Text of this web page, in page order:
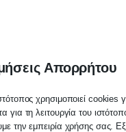
Απορρήτου
χρησιμοποιεί cookies
για τη λειτουργία του
την εμπειρία χρήσης σας.